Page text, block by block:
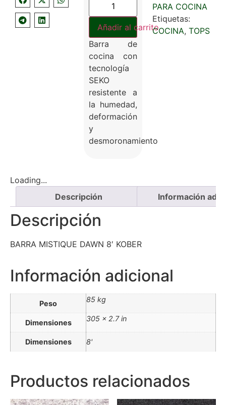
Añadir al carrito
Barra de
cocina con
tecnología
SEKO
resistente a
la humedad,
deformación
y
desmoronamiento
PARA COCINA
Etiquetas:
COCINA, TOPS
Loading...
Descripción
Información
Descripción
BARRA MISTIQUE DAWN 8′ KOBER
Información adicional
Peso 85 kg
Dimensiones 305 × 2.7 in
Dimensiones 8'
Productos relacionados